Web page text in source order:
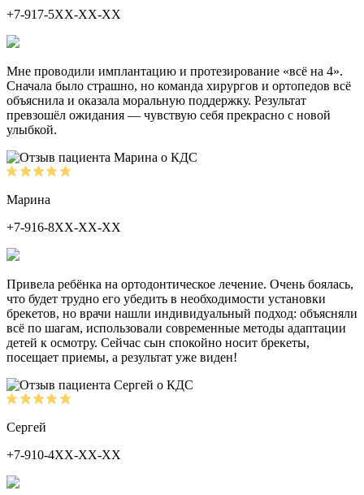
+7-917-5ХХ-ХХ-ХХ
Мне проводили имплантацию и протезирование «всё на 4».
Сначала было страшно, но команда хирургов и ортопедов всё
объяснила и оказала моральную поддержку. Результат
превзошёл ожидания — чувствую себя прекрасно с новой
улыбкой.
Марина
+7-916-8ХХ-ХХ-ХХ
Привела ребёнка на ортодонтическое лечение. Очень боялась,
что будет трудно его убедить в необходимости установки
брекетов, но врачи нашли индивидуальный подход: объясняли
всё по шагам, использовали современные методы адаптации
детей к осмотру. Сейчас сын спокойно носит брекеты,
посещает приемы, а результат уже виден!
Сергей
+7-910-4ХХ-ХХ-ХХ